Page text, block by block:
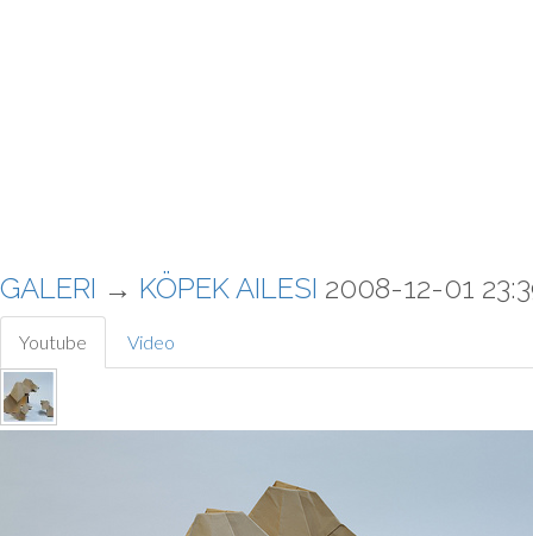
GALERI → KÖPEK AILESI 2008-12-01
Youtube Video